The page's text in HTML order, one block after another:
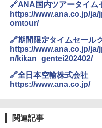
🔗ANA国内ツアータイム
https://www.ana.co.jp/
omtour/
🔗期間限定タイムセール
https://www.ana.co.jp/
n/kikan_gentei202402/
🔗全日本空輸株式会社
https://www.ana.co.jp/
関連記事